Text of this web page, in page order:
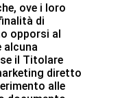
ove i loro
di
opporsi al
il Titolare
diretto
alle